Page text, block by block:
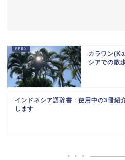
カラワン
シアでの散
インドネシア語辞書：使用中の3冊紹
します